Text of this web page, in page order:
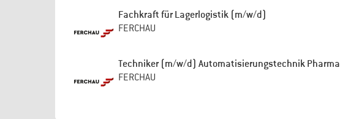
Fachkraft für Lagerlogistik (m/w/d)
FERCHAU
Techniker (m/w/d) Automatisierungstechnik Pharma
FERCHAU